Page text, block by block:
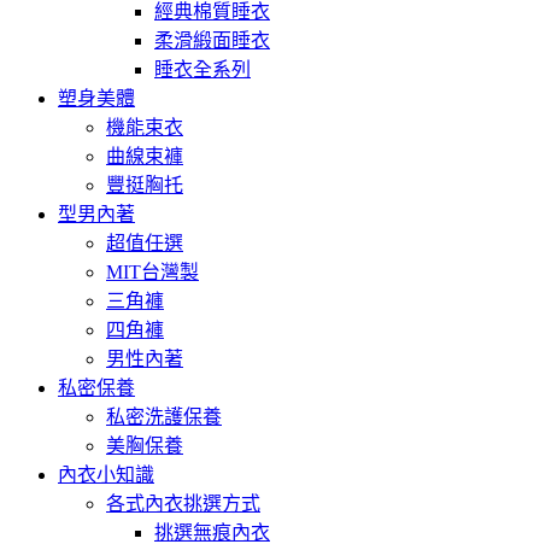
經典棉質睡衣
柔滑緞面睡衣
睡衣全系列
塑身美體
機能束衣
曲線束褲
豐挺胸托
型男內著
超值任選
MIT台灣製
三角褲
四角褲
男性內著
私密保養
私密洗護保養
美胸保養
內衣小知識
各式內衣挑選方式
挑選無痕內衣